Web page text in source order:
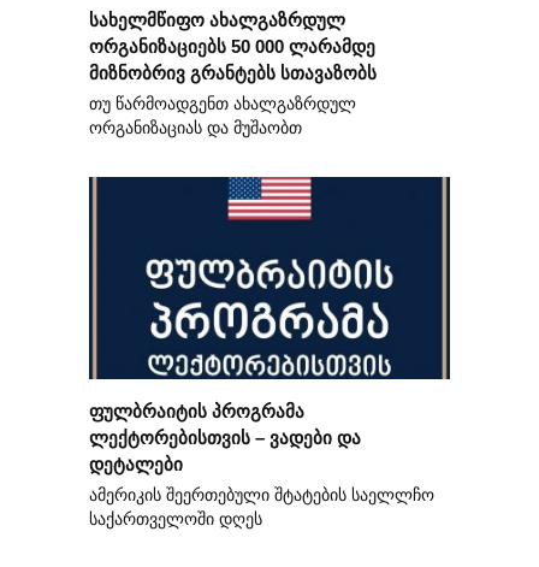
სახელმწიფო ახალგაზრდულ
ორგანიზაციებს 50 000 ლარამდე
მიზნობრივ გრანტებს სთავაზობს
თუ წარმოადგენთ ახალგაზრდულ
ორგანიზაციას და მუშაობთ
ფულბრაიტის პროგრამა
ლექტორებისთვის – ვადები და
დეტალები
ამერიკის შეერთებული შტატების საელლჩო
საქართველოში დღეს